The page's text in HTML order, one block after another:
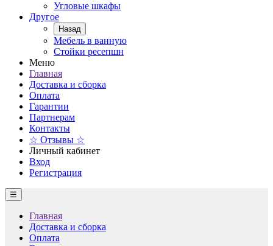
Угловые шкафы
Другое
Назад
Мебель в ванную
Стойки ресепшн
Меню
Главная
Доставка и сборка
Оплата
Гарантии
Партнерам
Контакты
☆ Отзывы ☆
Личный кабинет
Вход
Регистрация
☰
Главная
Доставка и сборка
Оплата